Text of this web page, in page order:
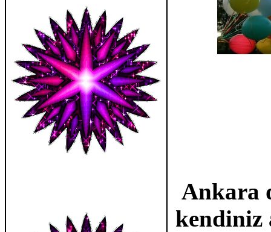
Ankara
kendiniz